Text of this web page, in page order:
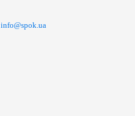
info@spok.ua